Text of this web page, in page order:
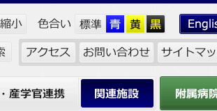
関連施設